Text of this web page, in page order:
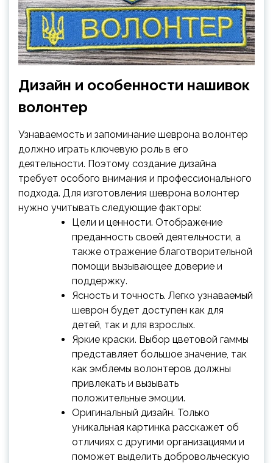
Дизайн и особенности нашивок
волонтер
Узнаваемость и запоминание шеврона волонтер
должно играть ключевую роль в его
деятельности. Поэтому создание дизайна
требует особого внимания и профессионального
подхода. Для изготовления шеврона волонтер
нужно учитывать следующие факторы:
Цели и ценности. Отображение
преданность своей деятельности, а
также отражение благотворительной
помощи вызывающее доверие и
поддержку.
Ясность и точность. Легко узнаваемый
шеврон будет доступен как для
детей, так и для взрослых.
Яркие краски. Выбор цветовой гаммы
представляет большое значение, так
как эмблемы волонтеров должны
привлекать и вызывать
положительные эмоции.
Оригинальный дизайн. Только
уникальная картинка расскажет об
отличиях с другими организациями и
поможет выделить добровольческую